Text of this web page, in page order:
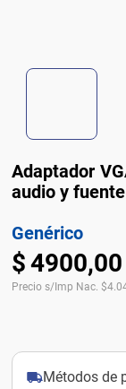
Adaptador
audio y fuente
Genérico
$4900,00
Precio s/Imp Nac. $
Métodos de